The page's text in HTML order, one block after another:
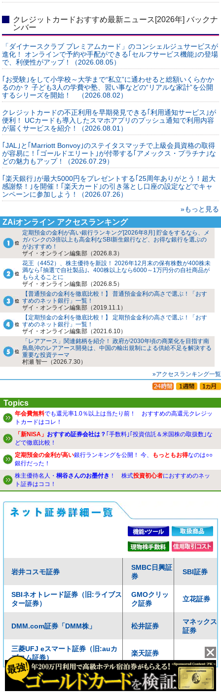
クレジットカードおすすめ最新ニュース[2026年] バックナ
ンバー
「ダイナースクラブ プレミアムカード」のコンシェルジュサービスが
進化！ オンラインで予約や手配ができる｢セルフサービス機能｣の登場
で、利便性がアップ！（2026.08.05）
｢お受験｣をして小学校～大学まで“私立”に通わせると総額いくらかか
るのか？ 子ども3人の学費や塾、習い事などの“リアルな家計”を公開
するシリーズを開始！ （2026.08.02）
クレジットカードの不正利用を早期発見できる｢利用通知サービス｣が
便利！ UCカードも導入したスマホアプリのプッシュ通知で利用内容
が届くサービスを紹介！（2026.08.01）
｢JAL｣と｢Marriott Bonvoy｣のステイタスマッチで上級会員資格の取得
が容易に！｢ゴールドエリート｣が付帯する｢アメックス・プラチナ｣な
どの魅力もアップ！（2026.07.29）
｢楽天銀行｣が最大5000円をプレゼントする｢25周年ありがとう！超大
感謝祭！｣を開催！｢楽天カード｣の引き落とし口座の設定などでキャ
ンペーンに参加しよう！（2026.07.26）
»もっと見る
ZAiオンライン アクセスランキング
定期預金の金利が高い銀行ランキング[2026年8月] 貯金をするなら、メ
ガバンクの3倍以上も高金利なSBI新生銀行など、お得な銀行を選ぶの
がおすすめ！
ザイ・オンライン編集部（2026.8.3）
花王（4452）、株主優待を新設！ 2026年12月末の保有株数が400株未
満なら｢抽選で自社製品｣、400株以上なら6000～1万円分の自社商品が
もらえることに
ザイ・オンライン編集部（2026.8.5）
【普通預金の金利を徹底比較！】 普通預金金利の高さで選ぶ！「おす
すめのネット銀行」一覧！
ザイ・オンライン編集部（2019.11.1）
【定期預金の金利を徹底比較！】 定期預金金利の高さで選ぶ！「おす
すめのネット銀行」一覧！
ザイ・オンライン編集部（2021.6.10）
「レアアース」関連銘柄を紹介！ 政府が2030年頃の商業化を目指す南
鳥島沖のレアアース開発は、中国の輸出規制による供給不足を解決する
重要な投資テーマ
村瀬 智一（2026.7.30）
»アクセスランキング一覧
Topics
年会費無料でも還元率1.0％以上は当たり前！ おすすめの高還元クレジッ
トカードはコレ！
「新NISA」 おすすめ証券会社は？ ｢手数料｣｢投資信託＆米国株の取扱数｣な
どで徹底比較！
定期預金の金利が高い銀行ランキングを公開！ 今、 もっともお得なのは○○
銀行だった！
株主優待名人・ 桐谷さんのお墨付き ！ 株式投資初心者におすすめのネッ
ト証券はココ！
岩井コスモ証券
SMBC日興証
券
SBI証券
SBIネオトレード証券（旧:ライブス
ター証券）
GMOクリッ
ク証券
立花証券
DMM.com証券「DMM株」 松井証券
マネックス
証券
三菱UFJ eスマート証券（旧:auカ
ブコム証券）
楽天証券
»ネット証券比較へ